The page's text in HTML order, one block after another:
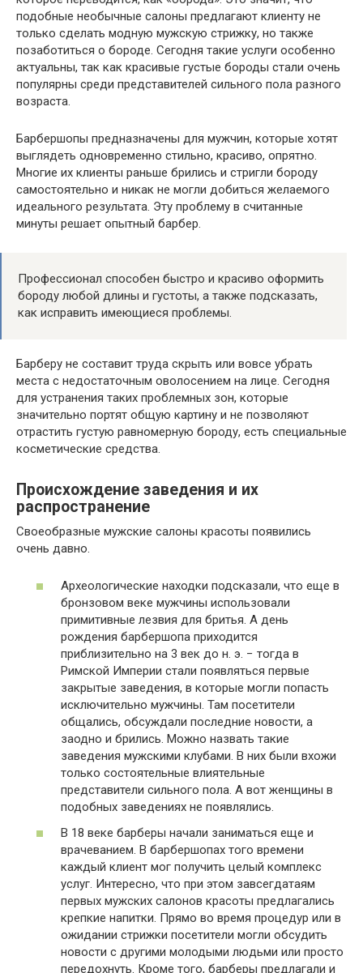
подобные необычные салоны предлагают клиенту не
только сделать модную мужскую стрижку, но также
позаботиться о бороде. Сегодня такие услуги особенно
актуальны, так как красивые густые бороды стали очень
популярны среди представителей сильного пола разного
возраста.
Барбершопы предназначены для мужчин, которые хотят
выглядеть одновременно стильно, красиво, опрятно.
Многие их клиенты раньше брились и стригли бороду
самостоятельно и никак не могли добиться желаемого
идеального результата. Эту проблему в считанные
минуты решает опытный барбер.
Профессионал способен быстро и красиво оформить
бороду любой длины и густоты, а также подсказать,
как исправить имеющиеся проблемы.
Барберу не составит труда скрыть или вовсе убрать
места с недостаточным оволосением на лице. Сегодня
для устранения таких проблемных зон, которые
значительно портят общую картину и не позволяют
отрастить густую равномерную бороду, есть специальные
косметические средства.
Происхождение заведения и их
распространение
Своеобразные мужские салоны красоты появились
очень давно.
Археологические находки подсказали, что еще в
бронзовом веке мужчины использовали
примитивные лезвия для бритья. А день
рождения барбершопа приходится
приблизительно на 3 век до н. э. − тогда в
Римской Империи стали появляться первые
закрытые заведения, в которые могли попасть
исключительно мужчины. Там посетители
общались, обсуждали последние новости, а
заодно и брились. Можно назвать такие
заведения мужскими клубами. В них были вхожи
только состоятельные влиятельные
представители сильного пола. А вот женщины в
подобных заведениях не появлялись.
В 18 веке барберы начали заниматься еще и
врачеванием. В барбершопах того времени
каждый клиент мог получить целый комплекс
услуг. Интересно, что при этом завсегдатаям
первых мужских салонов красоты предлагались
крепкие напитки. Прямо во время процедур или в
ожидании стрижки посетители могли обсудить
новости с другими молодыми людьми или просто
передохнуть. Кроме того, барберы предлагали и